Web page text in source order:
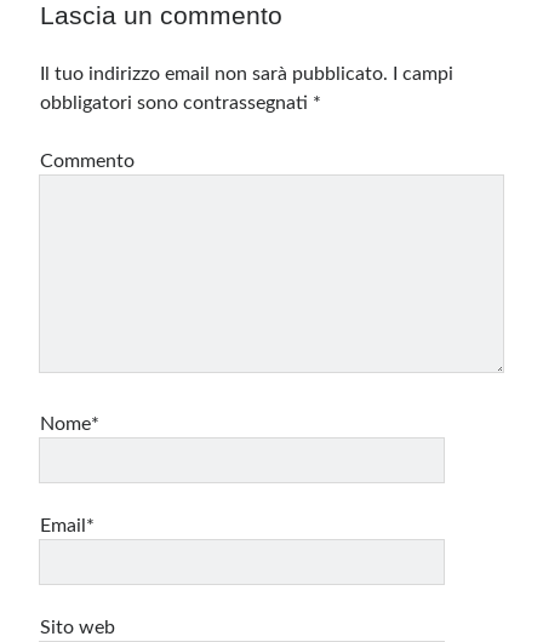
Lascia un commento
Il tuo indirizzo email non sarà pubblicato.
I campi
obbligatori sono contrassegnati *
Commento
Nome*
Email*
Sito web